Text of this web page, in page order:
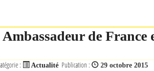
de France
: Actualité Publication : 29 octobre 2015